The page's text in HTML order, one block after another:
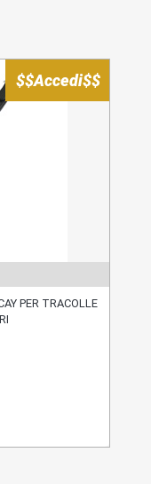
$$Accedi$$
PER TRACOLLE